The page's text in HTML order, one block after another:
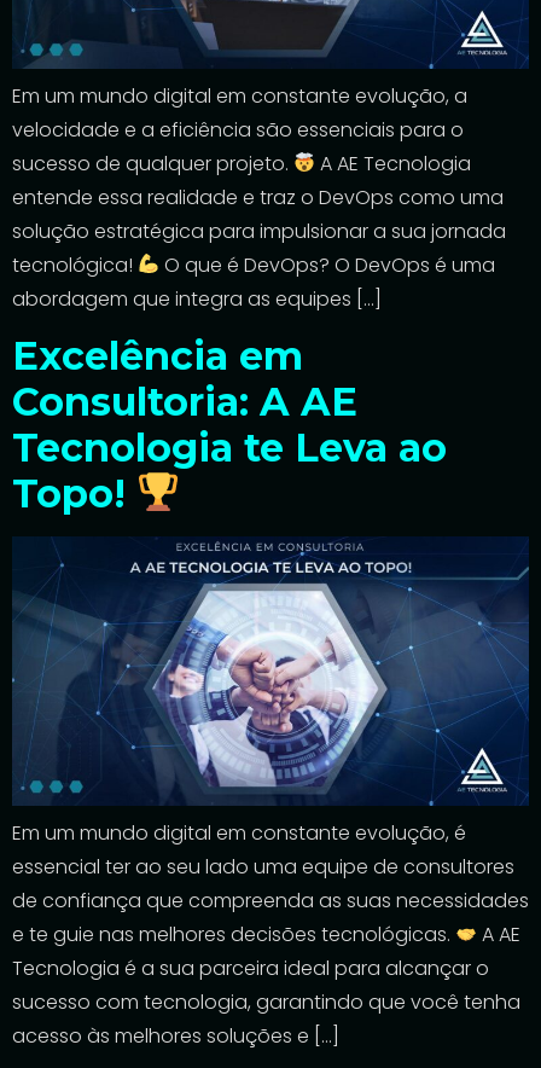
Em um mundo digital em constante evolução, a
velocidade e a eficiência são essenciais para o
sucesso de qualquer projeto.
A AE Tecnologia
entende essa realidade e traz o DevOps como uma
solução estratégica para impulsionar a sua jornada
tecnológica!
O que é DevOps? O DevOps é uma
abordagem que integra as equipes […]
Excelência em
Consultoria: A AE
Tecnologia te Leva ao
Topo!
Em um mundo digital em constante evolução, é
essencial ter ao seu lado uma equipe de consultores
de confiança que compreenda as suas necessidades
e te guie nas melhores decisões tecnológicas.
A AE
Tecnologia é a sua parceira ideal para alcançar o
sucesso com tecnologia, garantindo que você tenha
acesso às melhores soluções e […]